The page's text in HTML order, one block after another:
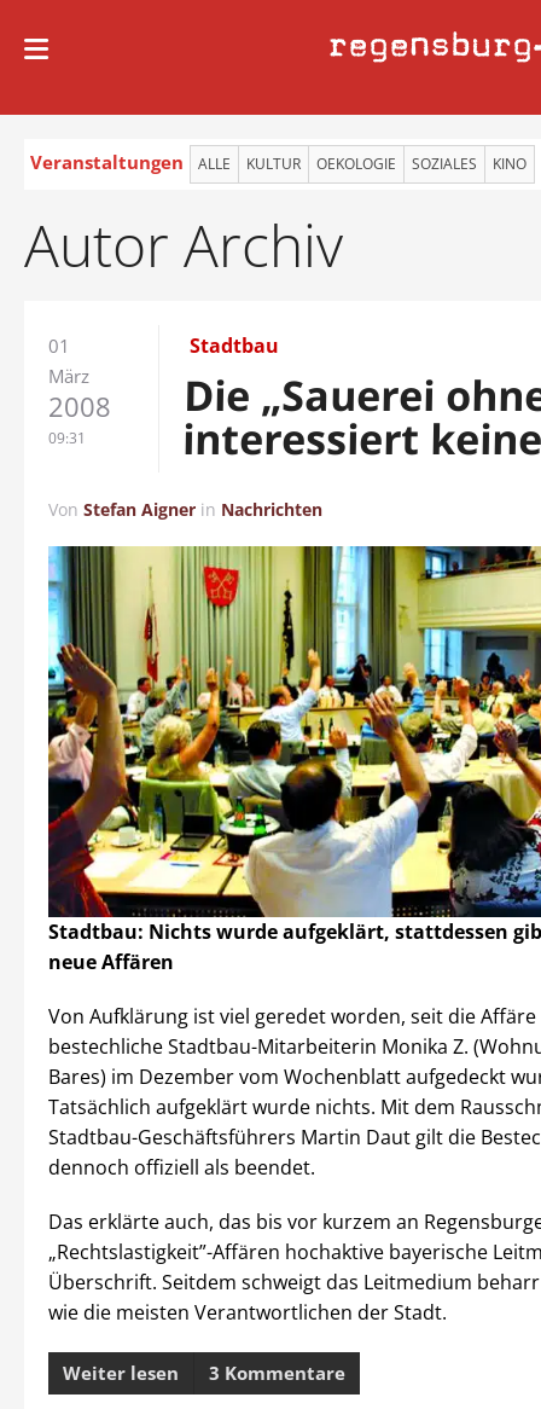
regensburg
Veranstaltungen ALLE KULTUR OEKOLOGIE SOZIALES KINO
Autor Archiv
01
März
2008
09:31
Stadtbau
Die „Sauerei
interessiert
Von Stefan Aigner in Nachrichten
Stadtbau: Nichts wurde aufgeklärt, stattdessen
neue Affären
Von Aufklärung ist viel geredet worden, seit die
bestechliche Stadtbau-Mitarbeiterin Monika Z.
Bares) im Dezember vom Wochenblatt aufgedeckt
Tatsächlich aufgeklärt wurde nichts. Mit dem
Stadtbau-Geschäftsführers Martin Daut gilt die
dennoch offiziell als beendet.
Das erklärte auch, das bis vor kurzem an
„Rechtslastigkeit”-Affären hochaktive bayerische
Überschrift. Seitdem schweigt das Leitmedium
wie die meisten Verantwortlichen der Stadt.
Weiter lesen 3 Kommentare